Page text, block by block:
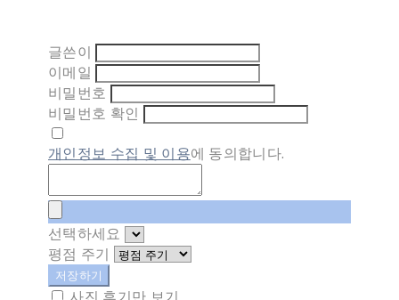
글쓴이
이메일
비밀번호
비밀번호 확인
개인정보 수집 및 이용에 동의합니다.
선택하세요
평점 주기
저장하기